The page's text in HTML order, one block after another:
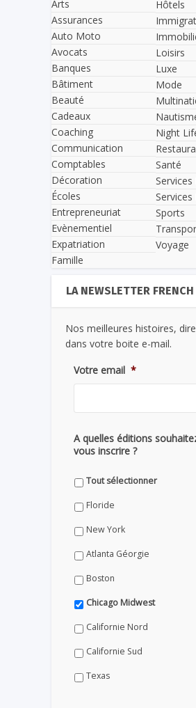
Arts
Assurances
Auto Moto
Avocats
Banques
Bâtiment
Beauté
Cadeaux
Coaching
Communication
Comptables
Décoration
Écoles
Entrepreneuriat
Evènementiel
Expatriation
Famille
Hôtels
Loisirs
Luxe
Mode
Night
Santé
Services
Services
Sports
Voyage
LA NEWSLETTER
Nos meilleures histoires,
dans votre boite e-mail.
Votre email *
A quelles éditions
vous inscrire ?
Tout sélectionner
Floride
New York
Atlanta Géorgie
Boston
Chicago Midwest
Californie Nord
Californie Sud
Texas